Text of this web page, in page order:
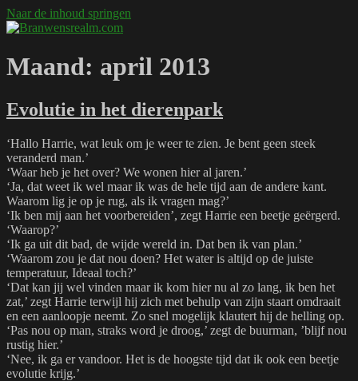
Naar de inhoud springen
Maand: april 2013
Evolutie in het dierenpark
‘Hallo Harrie, wat leuk om je weer te zien. Je bent geen steek
veranderd man.’
‘Waar heb je het over? We wonen hier al jaren.’
‘Ja, dat weet ik wel maar ik was de hele tijd aan de andere kant.
Waarom lig je op je rug, als ik vragen mag?’
‘Ik ben mij aan het voorbereiden’, zegt Harrie een beetje geërgerd.
‘Waarop?’
‘Ik ga uit dit bad, de wijde wereld in. Dat ben ik van plan.’
‘Waarom zou je dat nou doen? Het water is altijd op de juiste
temperatuur, Ideaal toch?’
‘Dat kan jij wel vinden maar ik kom hier nu al zo lang, ik ben het
zat,’ zegt Harrie terwijl hij zich met behulp van zijn staart omdraait
en een aanloopje neemt. Zo snel mogelijk klautert hij de helling op.
‘Pas nou op man, straks word je droog,’ zegt de buurman, ’blijf nou
rustig hier.’
‘Nee, ik ga er vandoor. Het is de hoogste tijd dat ik ook een beetje
evolutie krijg.’